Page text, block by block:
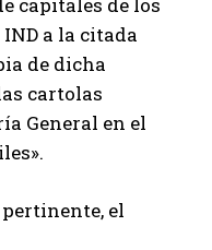
a la citada
de dicha
cartolas
General en el
pertinente, el